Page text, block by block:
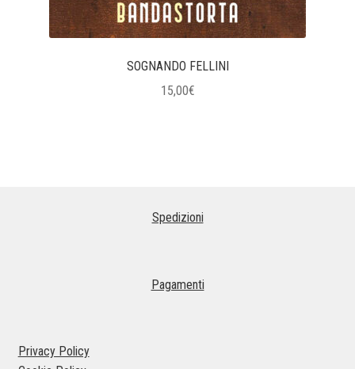
SOGNANDO FELLINI
15,00€
Spedizioni
Pagamenti
Privacy Policy